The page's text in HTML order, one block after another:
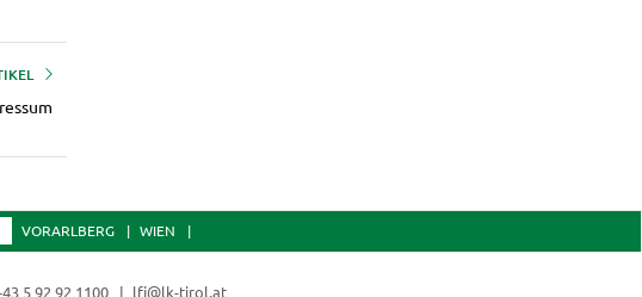
VORARLBERG WIEN
5 92 92 1100 lfi@lk-tirol.at